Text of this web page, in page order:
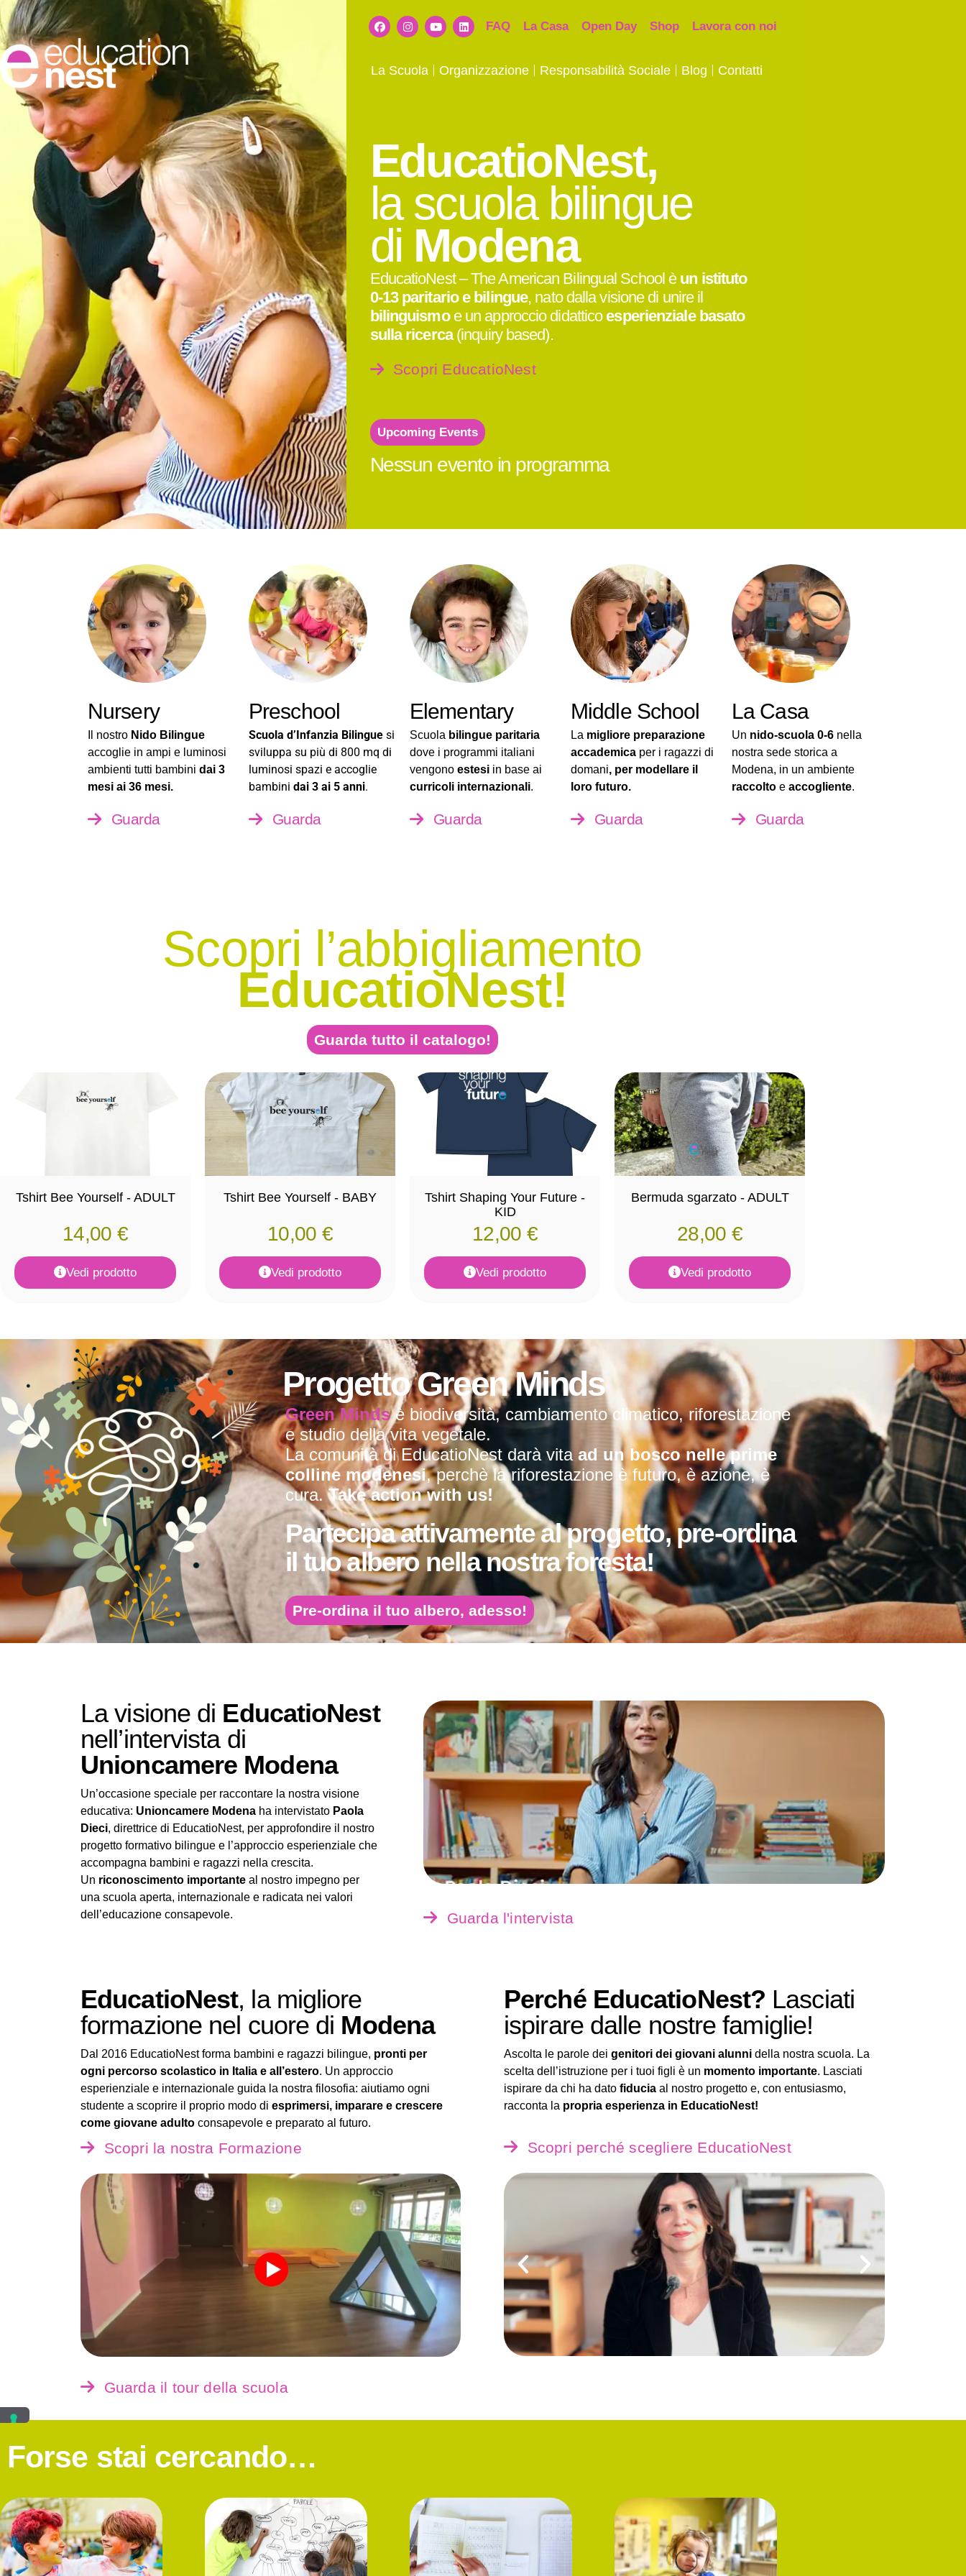
FAQ La Casa Open Day Shop Lavora con noi
La Scuola Organizzazione Responsabilità Sociale Blog Contatti
EducatioNest,
la scuola bilingue
di Modena
EducatioNest – The American Bilingual School è un istituto
0-13 paritario e bilingue, nato dalla visione di unire il
bilinguismoe un approccio didatticoesperienziale basato
sulla ricerca(inquiry based).
Scopri EducatioNest
Upcoming Events
Nessun evento in programma
Nursery
Il nostro Nido Bilingue
accoglie in ampi e luminosi
ambienti tutti bambini dai 3
mesi ai 36 mesi.
Guarda
Preschool
Scuola d’Infanzia Bilingue si
sviluppa su più di 800 mq di
luminosi spazi e accoglie
bambini dai 3 ai 5 anni.
Guarda
Elementary
Scuola bilingue paritaria
dove i programmi italiani
vengono estesi in base ai
curricoli internazionali.
Guarda
Middle School
La migliore preparazione
accademica per i ragazzi di
domani, per modellare il
loro futuro.
Guarda
La Casa
Un nido-scuola 0-6 nella
nostra sede storica a
Modena, in un ambiente
raccolto e accogliente.
Guarda
Scopri l’abbigliamento
EducatioNest!
Guarda tutto il catalogo!
Tshirt Bee Yourself - ADULT
14,00 €
Vedi prodotto
Tshirt Bee Yourself - BABY
10,00 €
Vedi prodotto
Tshirt Shaping Your Future -
KID
12,00 €
Vedi prodotto
Bermuda sgarzato - ADULT
28,00 €
Vedi prodotto
Progetto Green Minds
Green Mindsè biodiversità, cambiamento climatico, riforestazione
e studio della vita vegetale.
La comunità di EducatioNest darà vita ad un bosco nelle prime
colline modenesi, perchè la riforestazione è futuro, è azione, è
cura.Take action with us!
Partecipa attivamente al progetto, pre-ordina
il tuo albero nella nostra foresta!
Pre-ordina il tuo albero, adesso!
La visione di EducatioNest
nell’intervista di
Unioncamere Modena
Un’occasione speciale per raccontare la nostra visione
educativa: Unioncamere Modena ha intervistato Paola
Dieci, direttrice di EducatioNest, per approfondire il nostro
progetto formativo bilingue e l’approccio esperienziale che
accompagna bambini e ragazzi nella crescita.
Un riconoscimento importante al nostro impegno per
una scuola aperta, internazionale e radicata nei valori
dell’educazione consapevole.
Guarda l'intervista
EducatioNest, la migliore
formazione nel cuore di Modena
Dal 2016 EducatioNest forma bambini e ragazzi bilingue, pronti per
ogni percorso scolastico in Italia e all’estero. Un approccio
esperienziale e internazionale guida la nostra filosofia: aiutiamo ogni
studente a scoprire il proprio modo di esprimersi, imparare e crescere
come giovane adulto consapevole e preparato al futuro.
Scopri la nostra Formazione
Guarda il tour della scuola
Perché EducatioNest? Lasciati
ispirare dalle nostre famiglie!
Ascolta le parole deigenitori dei giovani alunni della nostra scuola. La
scelta dell’istruzione per i tuoi figli è un momento importante. Lasciati
ispirare da chi ha datofiducia al nostro progetto e, con entusiasmo,
racconta la propria esperienza in EducatioNest!
Scopri perché scegliere EducatioNest
Forse stai cercando…